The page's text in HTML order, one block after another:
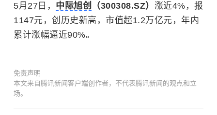
5月27日， 中际旭创 （300308.SZ） 涨近4%，报
1147元，创历史新高，市值超1.2万亿元，年内
累计涨幅逼近90%。
免责声明
本文来自腾讯新闻客户端创作者，不代表腾讯新闻的观点和立
场。